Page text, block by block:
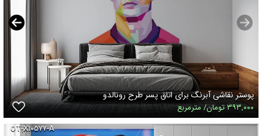
پوستر نقاشی آبرنگ برای اتاق پسر طرح رونالدو
۳۹۳,۰۰۰ تومان/ مترمربع
OT-X۱۰۵۷۷-A